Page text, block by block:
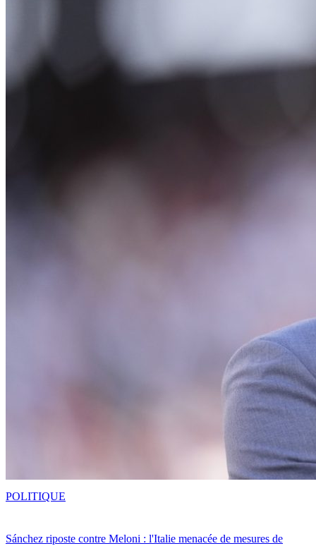
Sánchez riposte contre Meloni : l'Italie menacée de mesures de
POLITIQUE